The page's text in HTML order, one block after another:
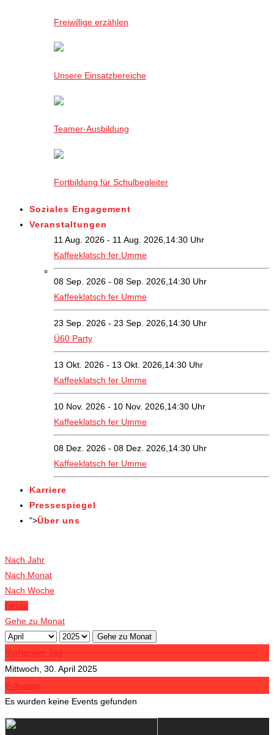
Freiwillige erzählen
Unsere Einsatzbereiche
Teamer-Ausbildung
Fortbildung für Schulbegleiter
Soziales Engagement
Veranstaltungen
11 Aug. 2026 - 11 Aug. 2026,14:30 Uhr
Kaffeeklatsch fer Umme
08 Sep. 2026 - 08 Sep. 2026,14:30 Uhr
Kaffeeklatsch fer Umme
23 Sep. 2026 - 23 Sep. 2026,14:30 Uhr
Ü60 Party
13 Okt. 2026 - 13 Okt. 2026,14:30 Uhr
Kaffeeklatsch fer Umme
10 Nov. 2026 - 10 Nov. 2026,14:30 Uhr
Kaffeeklatsch fer Umme
08 Dez. 2026 - 08 Dez. 2026,14:30 Uhr
Kaffeeklatsch fer Umme
Karriere
Pressespiegel
">Über uns
Nach Jahr
Nach Monat
Nach Woche
Heute
Gehe zu Monat
Gehe zu Monat
Vorheriger Tag
Mittwoch, 30. April 2025
Folgetag
Es wurden keine Events gefunden